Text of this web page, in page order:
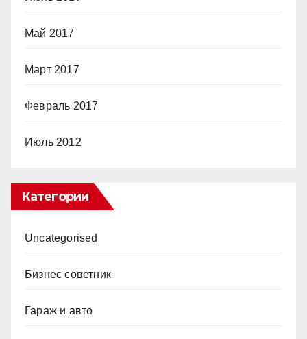
Май 2017
Март 2017
Февраль 2017
Июль 2012
Категории
Uncategorised
Бизнес советник
Гараж и авто